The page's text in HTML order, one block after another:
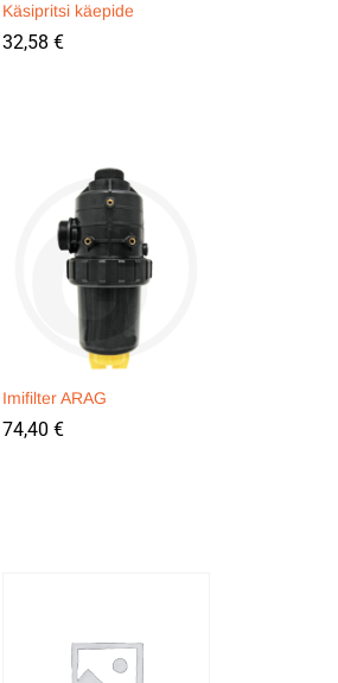
Käsipritsi käepide
32,58 €
32,58 €
Imifilter ARAG
74,40 €
74,40 €